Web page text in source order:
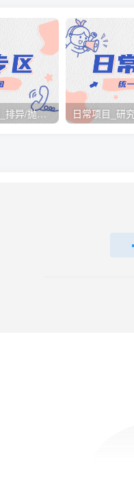
日常项目_研究/整理_排异/抛弃汇总[26.3.15-3.21整理]